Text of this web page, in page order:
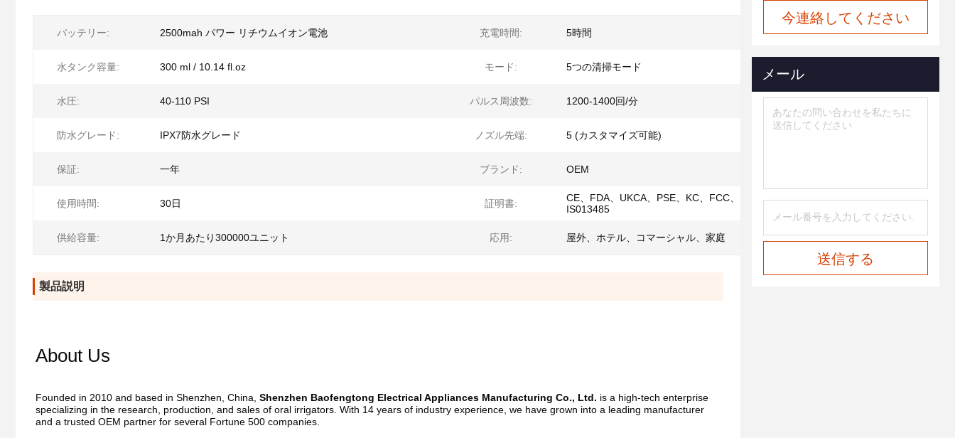
バッテリー: 2500mah パワー リチウムイオン電池 充電時間: 5時間
水タンク容量: 300 ml / 10.14 fl.oz モード: 5つの清掃モード
水圧: 40-110 PSI パルス周波数: 1200-1400回/分
防水グレード: IPX7防水グレード ノズル先端: 5 (カスタマイズ可能)
保証: 一年 ブランド: OEM
使用時間: 30日 証明書:
CE、FDA、UKCA、PSE、KC、FCC、ROHS、ISO9001、
IS013485
供給容量: 1か月あたり300000ユニット 応用: 屋外、ホテル、コマーシャル、家庭
製品説明
Waterproof
With UV
USB IPX7
Waterproof
With UV
About Us
Founded in 2010 and based in Shenzhen, China, Shenzhen Baofengtong Electrical Appliances Manufacturing Co., Ltd. is a high-tech enterprise
specializing in the research, production, and sales of oral irrigators. With 14 years of industry experience, we have grown into a leading manufacturer
and a trusted OEM partner for several Fortune 500 companies.
今連絡してください
メール
送信する